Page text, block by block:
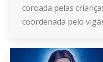
coroada pelas
coordenada pelo